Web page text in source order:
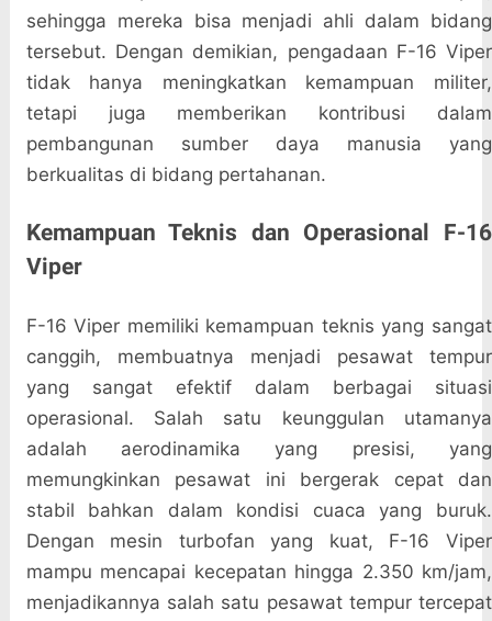
sehingga mereka bisa menjadi ahli dalam bidang
tersebut. Dengan demikian, pengadaan F-16 Viper
tidak hanya meningkatkan kemampuan militer,
tetapi juga memberikan kontribusi dalam
pembangunan sumber daya manusia yang
berkualitas di bidang pertahanan.
Kemampuan Teknis dan Operasional F-16
Viper
F-16 Viper memiliki kemampuan teknis yang sangat
canggih, membuatnya menjadi pesawat tempur
yang sangat efektif dalam berbagai situasi
operasional. Salah satu keunggulan utamanya
adalah aerodinamika yang presisi, yang
memungkinkan pesawat ini bergerak cepat dan
stabil bahkan dalam kondisi cuaca yang buruk.
Dengan mesin turbofan yang kuat, F-16 Viper
mampu mencapai kecepatan hingga 2.350 km/jam,
menjadikannya salah satu pesawat tempur tercepat